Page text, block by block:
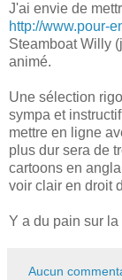
J'ai envie de
http://www.pour-
Steamboat Willy
animé.
Une sélection
sympa et
mettre en ligne
plus dur sera de
cartoons en
voir clair en droit
Y a du pain sur la
Aucun